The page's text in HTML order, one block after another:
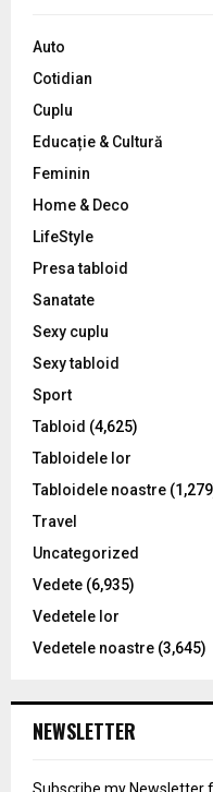
o
:
Auto
Cotidian
Cuplu
Educație & Cultură
Feminin
Home & Deco
LifeStyle
Presa tabloid
Sanatate
Sexy cuplu
Sexy tabloid
Sport
Tabloid (4,625)
Tabloidele lor
Tabloidele noastre
Travel
Uncategorized
Vedete (6,935)
Vedetele lor
Vedetele noastre (3,645)
NEWSLETTER